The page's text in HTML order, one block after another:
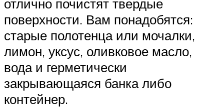
отлично почистят твердые
поверхности. Вам понадобятся:
старые полотенца или мочалки,
лимон, уксус, оливковое масло,
вода и герметически
закрывающаяся банка либо
контейнер.